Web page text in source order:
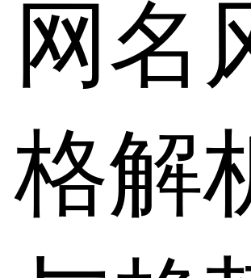
网名
格解